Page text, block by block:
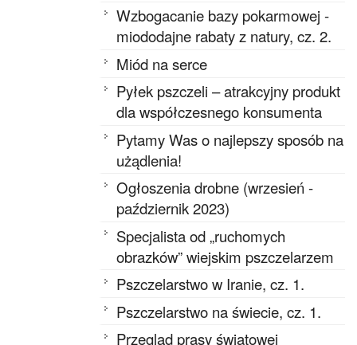
Wzbogacanie bazy pokarmowej -
miododajne rabaty z natury, cz. 2.
Miód na serce
Pyłek pszczeli – atrakcyjny produkt
dla współczesnego konsumenta
Pytamy Was o najlepszy sposób na
użądlenia!
Ogłoszenia drobne (wrzesień -
październik 2023)
Specjalista od „ruchomych
obrazków” wiejskim pszczelarzem
Pszczelarstwo w Iranie, cz. 1.
Pszczelarstwo na świecie, cz. 1.
Przegląd prasy światowej